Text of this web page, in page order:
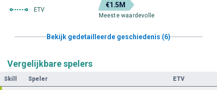
ETV
€1.5M
Meeste waardevolle
Bekijk gedetailleerde geschiedenis (6)
Vergelijkbare spelers
Skill Speler ETV